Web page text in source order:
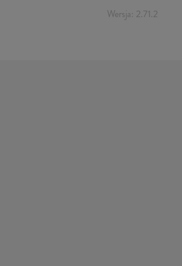
Wersja: 2.71.2